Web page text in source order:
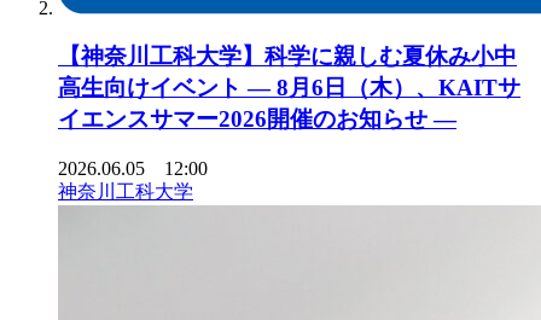
【神奈川工科大学】科学に親しむ夏休み小中
高生向けイベント ― 8月6日（木）、KAITサ
イエンスサマー2026開催のお知らせ ―
2026.06.05 12:00
神奈川工科大学